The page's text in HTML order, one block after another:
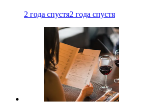
2 года спустя2 года спустя